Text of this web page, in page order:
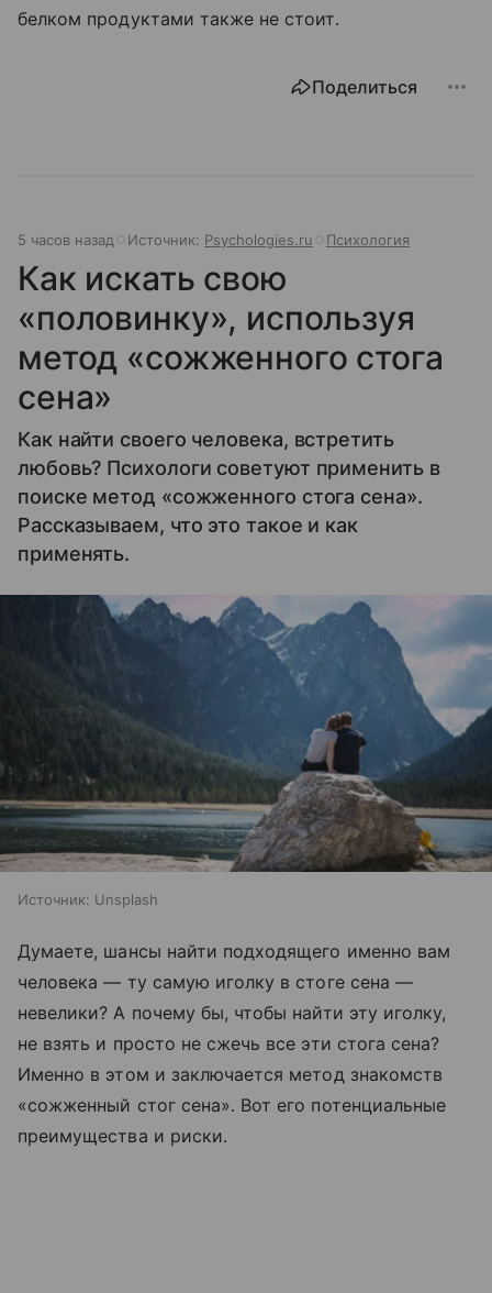
белком продуктами также не стоит.
Поделиться
5 часов назад Источник: Psychologies.ru Психология
Как искать свою
«половинку», используя
метод «сожженного стога
сена»
Как найти своего человека, встретить
любовь? Психологи советуют применить в
поиске метод «сожженного стога сена».
Рассказываем, что это такое и как
применять.
Источник: Unsplash
Думаете, шансы найти подходящего именно вам
человека — ту самую иголку в стоге сена —
невелики? А почему бы, чтобы найти эту иголку,
не взять и просто не сжечь все эти стога сена?
Именно в этом и заключается метод знакомств
«сожженный стог сена». Вот его потенциальные
преимущества и риски.